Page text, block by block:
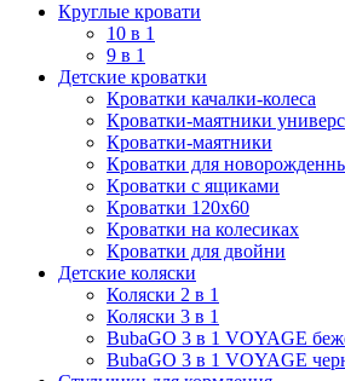
Круглые кровати
10 в 1
9 в 1
Детские кроватки
Кроватки качалки-колеса
Кроватки-маятники
Кроватки-маятники
Кроватки для
Кроватки с ящиками
Кроватки 120х60
Кроватки на колесиках
Кроватки для двойни
Детские коляски
Коляски 2 в 1
Коляски 3 в 1
BubaGO 3 в 1 VOYAGE
BubaGO 3 в 1 VOYAGE